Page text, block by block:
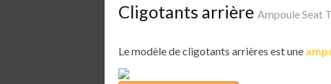
Cligotants arrière Ampoule Seat
Le modèle de cligotants arrières est une